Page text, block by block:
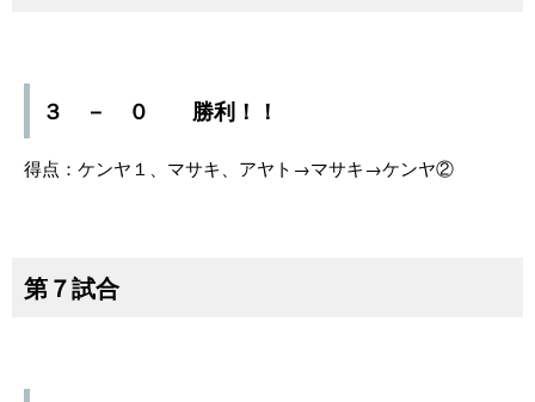
３ － ０ 勝利！！
得点：ケンヤ１、マサキ、アヤト→マサキ→ケンヤ②
第７試合